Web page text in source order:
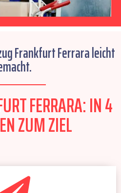
Frankfurt Ferrara leicht
FERRARA: IN 4
ZUM ZIEL